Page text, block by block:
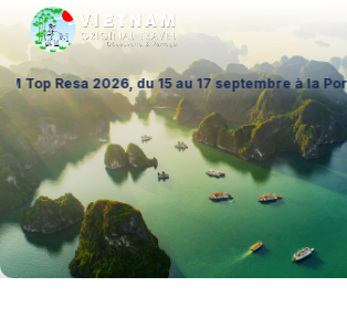
du 15 au 17 septembre à la Porte de